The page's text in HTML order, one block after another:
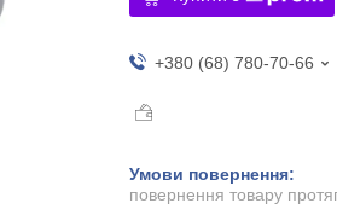
+380 (68) 780-70-66
повернення товару